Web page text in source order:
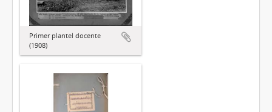
Primer plantel docente
(1908)